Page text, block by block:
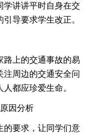
学讲讲平时自身在交
导要求学生改正。
路上的交通事故的易
注周边的交通安全问
都应珍爱生命。
因分析
的要求，让同学们意